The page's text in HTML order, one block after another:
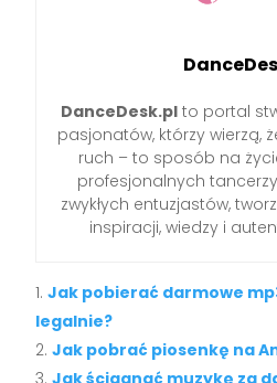
DanceDesk.pl to portal
pasjonatów, którzy wierzą,
ruch – to sposób na
profesjonalnych
zwykłych entuzjastów,
inspiracji, wiedzy i
Jak pobierać darmowe
legalnie?
Jak pobrać piosenkę na
Jak ściągnąć muzykę za